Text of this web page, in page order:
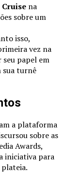
na
sobre um
isso,
vez na
papel em
sua turnê
a plataforma
sobre as
Awards,
iniciativa para